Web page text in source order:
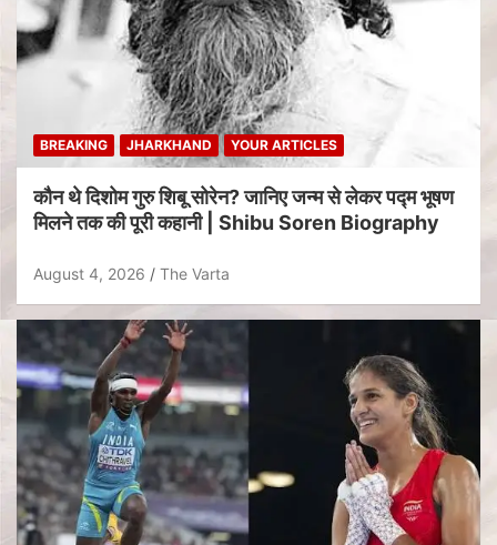
BREAKING JHARKHAND YOUR ARTICLES
कौन थे दिशोम गुरु शिबू सोरेन? जानिए जन्म से लेकर पद्म भूषण
मिलने तक की पूरी कहानी | Shibu Soren Biography
August 4, 2026 The Varta